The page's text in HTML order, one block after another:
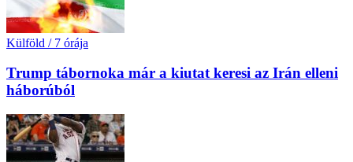
Külföld / 7 órája
Trump tábornoka már a kiutat keresi az Irán elleni
háborúból